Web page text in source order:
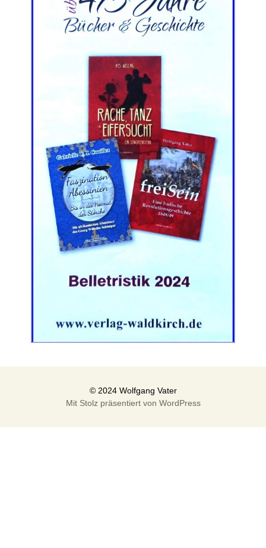
Mit Stolz präsentiert von WordPress